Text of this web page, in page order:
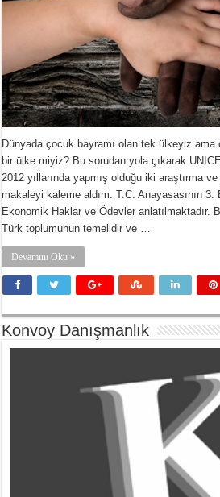
Dünyada çocuk bayramı olan tek ülkeyiz
bir ülke miyiz? Bu sorudan yola çıkarak
2012 yıllarında yapmış olduğu iki araştırma ve
makaleyi kaleme aldım. T.C. Anayasasının
Ekonomik Haklar ve Ödevler anlatılmaktadır.
Türk toplumunun temelidir ve …
Devamını Oku »
Konvoy Danışmanlık